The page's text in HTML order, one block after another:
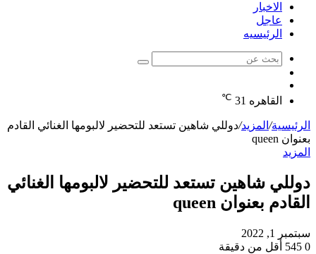
الاخبار
عاجل
الرئيسيه
بحث
عشوائي
القاهره 31
℃
الرئيسية/ المزيد/دوللي شاهين تستعد للتحضير لالبومها الغنائي القادم
بعنوان queen
المزيد
دوللي شاهين تستعد للتحضير لالبومها الغنائي
القادم بعنوان queen
سبتمبر 1, 2022
0
أقل من دقيقة